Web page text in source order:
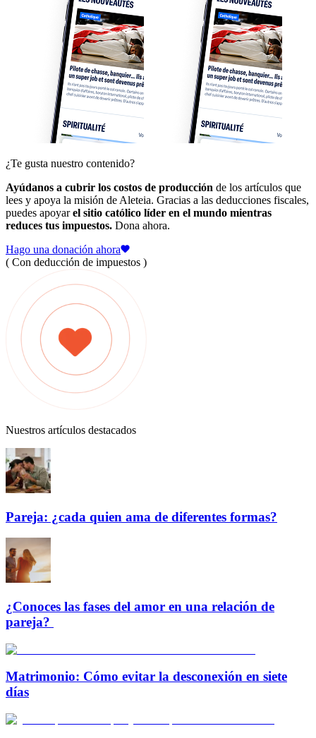
¿Te gusta nuestro contenido?
Ayúdanos a cubrir los costos de producción de los artículos que
lees y apoya la misión de Aleteia. Gracias a las deducciones fiscales,
puedes apoyarel sitio católico líder en el mundo mientras
reduces tus impuestos. Dona ahora.
Hago una donación ahora
( Con deducción de impuestos )
Nuestros artículos destacados
Pareja: ¿cada quien ama de diferentes formas?
¿Conoces las fases del amor en una relación de
pareja?
Matrimonio: Cómo evitar la desconexión en siete
días